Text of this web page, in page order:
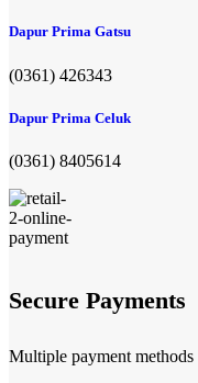
Dapur Prima Gatsu
(0361) 426343
Dapur Prima Celuk
(0361) 8405614
Secure Payments
Multiple payment methods